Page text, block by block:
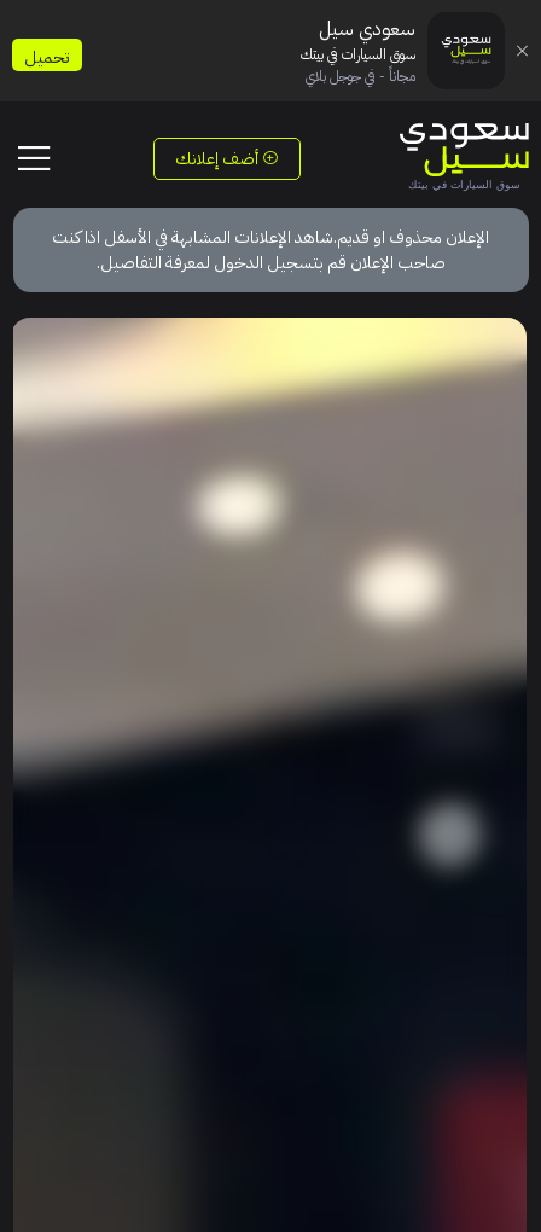
أضف إعلانك
الإعلان محذوف او قديم.شاهد الإعلانات المشابهة في الأسفل اذا كنت
صاحب الإعلان قم بتسجيل الدخول لمعرفة التفاصيل.
سعودي سيل
سوق السيارات في بيتك
مجاناً - في جوجل بلاي
تحميل